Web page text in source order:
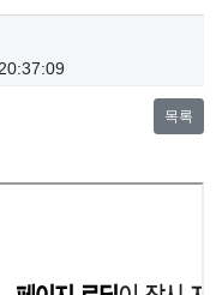
목록